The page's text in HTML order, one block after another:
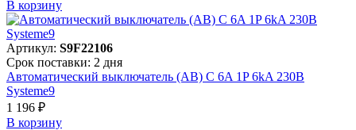
В корзинy
Артикул: S9F22106
Срок поставки: 2 дня
Автоматический выключатель (АВ) C 6A 1P 6kA 230В
Systeme9
1 196 ₽
В корзинy